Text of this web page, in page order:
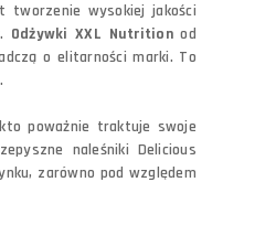
tworzenie wysokiej jakości
Odżywki XXL Nutritionod
o elitarności marki. To
poważnie traktuje swoje
naleśniki Delicious
zarówno pod względem